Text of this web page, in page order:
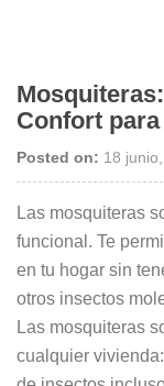
Confort
Posted on: 18
Las mosquiteras
funcional. Te
en tu hogar sin
otros insectos
Las mosquiteras
cualquier